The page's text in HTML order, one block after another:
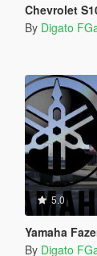
Chevrolet
By Digato
5.0
Yamaha
By Digato